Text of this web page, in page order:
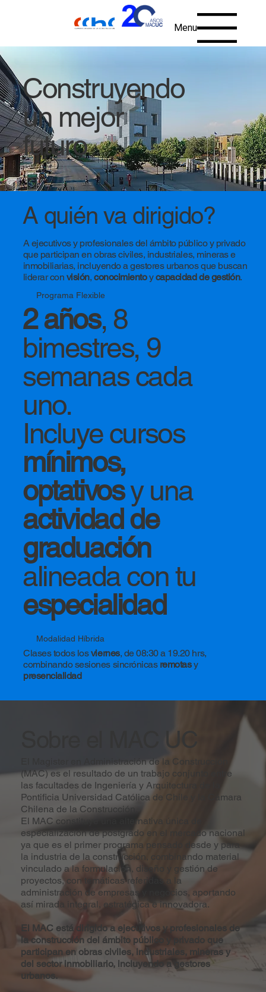
Menu
Construyendo
un mejor
futuro
A quién va dirigido?
A ejecutivos y profesionales del ámbito público y privado
que participan en obras civiles, industriales, mineras e
inmobiliarias, incluyendo a gestores urbanos que buscan
liderar con visión,conocimientoycapacidad de gestión.
Programa Flexible
2 años, 8
bimestres, 9
semanas cada
uno.
Incluye cursos
mínimos,
optativosy una
actividad de
graduación
alineada con tu
especialidad
Modalidad Híbrida
Clases todos losviernes, de 08:30 a 19.20 hrs,
combinando sesiones sincrónicas remotasy
presencialidad
Sobre el MAC UC
El Magister en Administración de la Construcción
(MAC) es el resultado de un trabajo conjunto entre
las facultades de Ingeniería y Arquitectura de la
Pontificia Universidad Católica de Chile y la Cámara
Chilena de la Construcción.
El MAC constituye una alternativa única de
especialización de postgrado en el mercado nacional
ya que es el primer programa pensado desde y para
la industria de la construcción, combinando material
vinculado a la formulación, diseño y gestión de
proyectos, con temáticas referidas a la
administración de empresas y negocios, aportando
así mirada integral, estratégica e innovadora.
El MAC está dirigido a ejecutivos y profesionales de
la construcción del ámbito público y privado que
participan en obras civiles, industriales, mineras y
del sector inmobiliario, incluyendo a gestores
urbanos.